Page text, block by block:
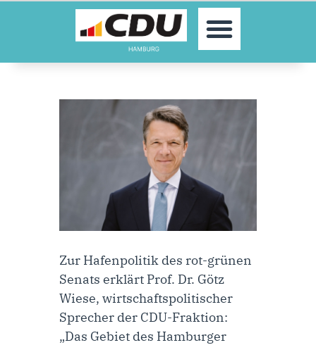
MOIN!
AKTUELLES
PARLAMENTE
SPENDEN
MITGLIED WERDEN!
Zur Hafenpolitik des rot-grünen
Senats erklärt Prof. Dr. Götz
Wiese, wirtschaftspolitischer
Sprecher der CDU-Fraktion:
„Das Gebiet des Hamburger